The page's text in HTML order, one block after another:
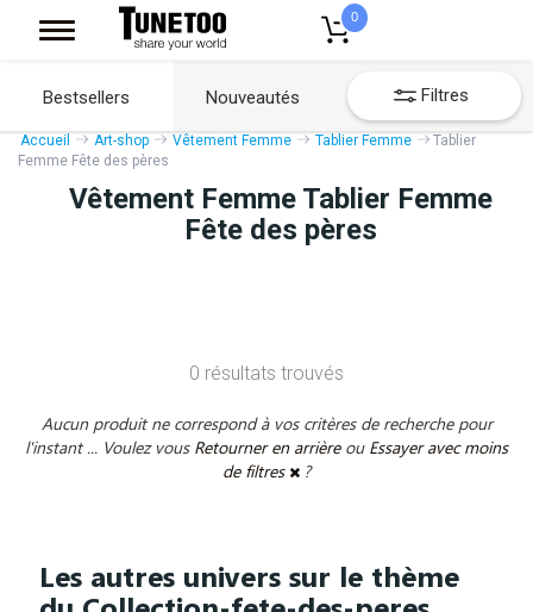
0
Bestsellers Nouveautés Filtres
Accueil Art-shop Vêtement Femme Tablier Femme
Tablier
Femme Fête des pères
Vêtement Femme Tablier Femme
Fête des pères
0 résultats trouvés
Aucun produit ne correspond à vos critères de recherche pour
l'instant ... Voulez vous Retourner en arrière ou Essayer avec moins
de filtres
?
Les autres univers sur le thème